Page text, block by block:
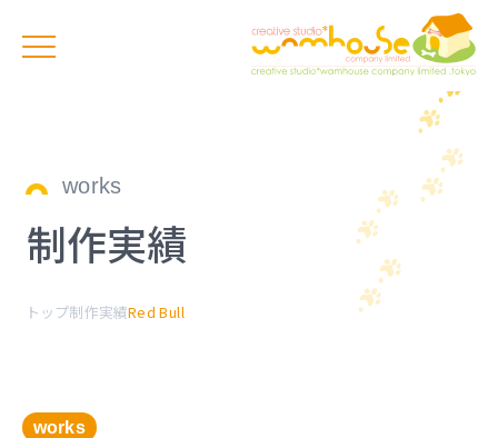
works
制作実績
トップ制作実績Red Bull
works